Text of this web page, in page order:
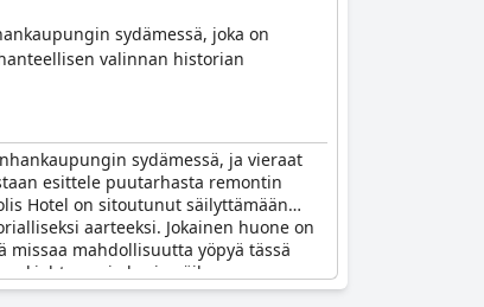
sydämessä, joka on
valinnan historian
sydämessä, ja vieraat
esittele puutarhasta remontin
Hotel on sitoutunut säilyttämään
aarteeksi. Jokainen huone on
mahdollisuutta yöpyä tässä
kiehtovan ja hyvin säilyneen